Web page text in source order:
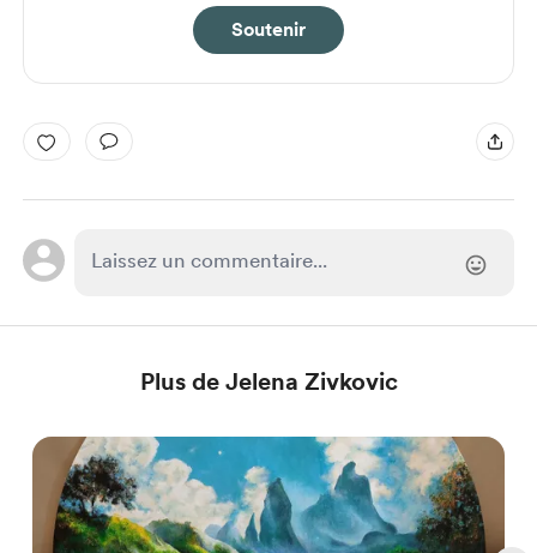
Soutenir
Plus de Jelena Zivkovic